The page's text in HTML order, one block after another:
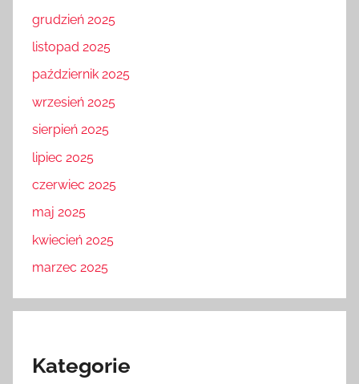
grudzień 2025
listopad 2025
październik 2025
wrzesień 2025
sierpień 2025
lipiec 2025
czerwiec 2025
maj 2025
kwiecień 2025
marzec 2025
Kategorie